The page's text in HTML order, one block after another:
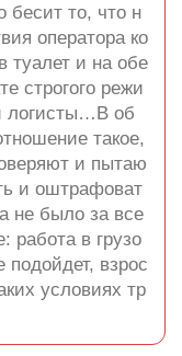
бесит то, что н
оператора ко
туалет и на обе
строгого режи
логисты…В об
такое,
и пытаю
и оштрафоват
не было за все
работа в грузо
взрос
условиях тр